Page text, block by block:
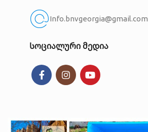
Info.bnvgeorgia@gmail.com
Სოციალური მედია